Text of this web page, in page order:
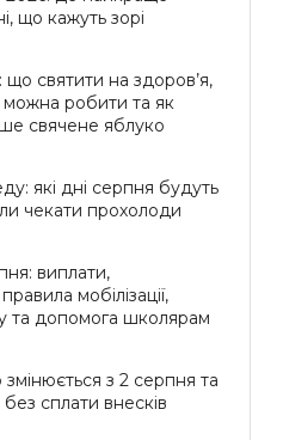
що кажуть зорі
святити на здоров’я,
можна робити та як
свячене яблуко
які дні серпня будуть
чекати прохолоди
виплати,
мобілізації,
та допомога школярам
з 2 серпня та
сплати внесків